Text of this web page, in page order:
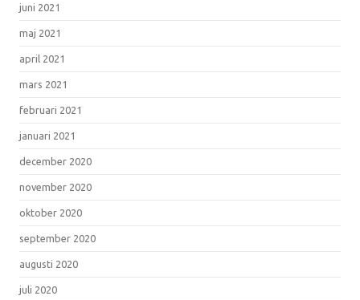
juni 2021
maj 2021
april 2021
mars 2021
februari 2021
januari 2021
december 2020
november 2020
oktober 2020
september 2020
augusti 2020
juli 2020